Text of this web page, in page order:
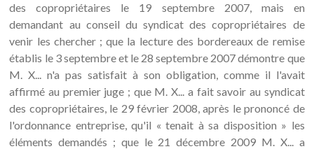
des copropriétaires le 19 septembre 2007, mais en
demandant au conseil du syndicat des copropriétaires de
venir les chercher ; que la lecture des bordereaux de remise
établis le 3 septembre et le 28 septembre 2007 démontre que
M. X... n'a pas satisfait à son obligation, comme il l'avait
affirmé au premier juge ; que M. X... a fait savoir au syndicat
des copropriétaires, le 29 février 2008, après le prononcé de
l'ordonnance entreprise, qu'il « tenait à sa disposition » les
éléments demandés ; que le 21 décembre 2009 M. X... a